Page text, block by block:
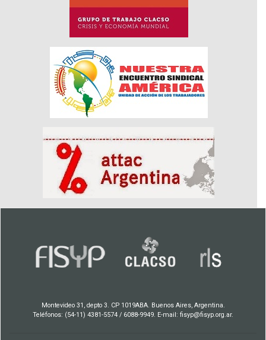
Montevideo 31, depto 3. CP 1019ABA. Buenos Aires, Argentina.
Teléfonos: (54-11) 4381-5574 / 6088-9949. E-mail: fisyp@fisyp.org.ar.